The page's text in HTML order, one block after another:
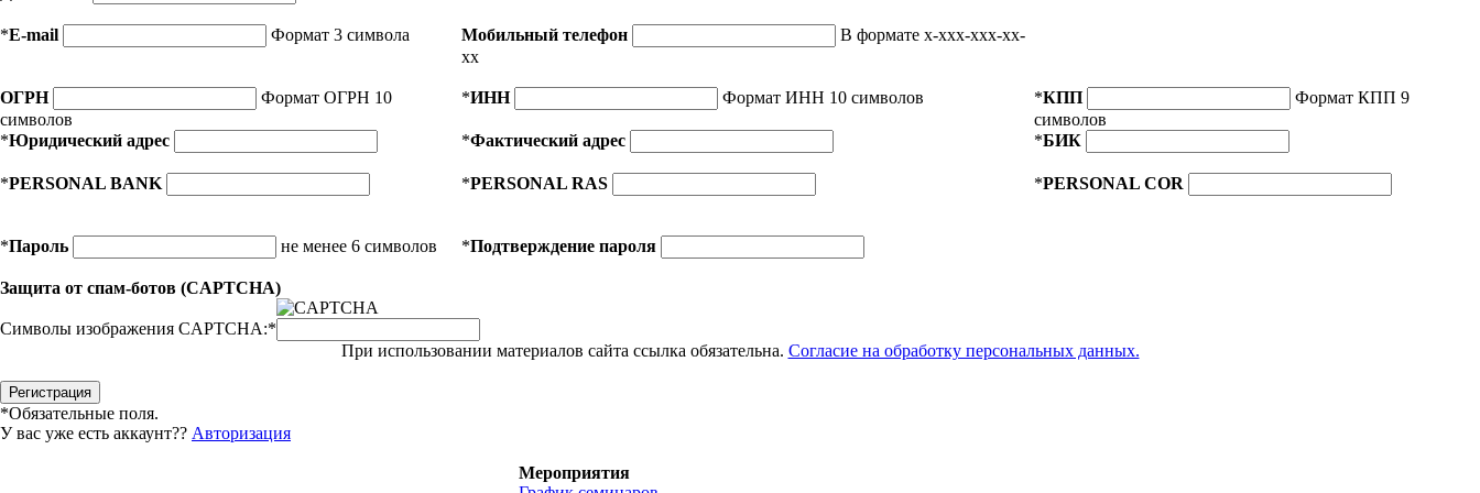
*E-mail Формат 3 символа Мобильный телефон
В формате x-xxx-xxx-xx-
xx
ОГРН
Формат ОГРН 10
символов
*ИНН Формат ИНН 10 символов *КПП
Формат КПП 9
символов
*Юридический адрес *Фактический адрес *БИК
*PERSONAL BANK *PERSONAL RAS *PERSONAL COR
*Пароль не менее 6 символов *Подтверждение пароля
Защита от спам-ботов (CAPTCHA)
Символы изображения CAPTCHA:*
При использовании материалов сайта ссылка обязательна. Согласие на обработку персональных данных.
*Обязательные поля.
У вас уже есть аккаунт?? Авторизация
Мероприятия